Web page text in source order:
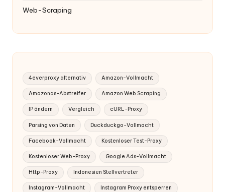
Web-Scraping
4everproxy alternativ Amazon-Vollmacht
Amazonas-Abstreifer Amazon Web Scraping
IP ändern Vergleich cURL-Proxy
Parsing von Daten Duckduckgo-Vollmacht
Facebook-Vollmacht Kostenloser Test-Proxy
Kostenloser Web-Proxy Google Ads-Vollmacht
Http-Proxy Indonesien Stellvertreter
Instagram-Vollmacht Instagram Proxy entsperren